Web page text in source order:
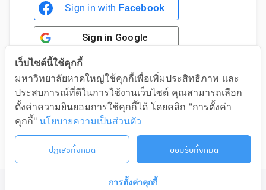
Sign in with Facebook
Sign in Google
Sign in with Google
©2026 LIFELONG.HU.AC.TH. ALL RIGHTS RESERVED.
เว็บไซต์นี้ใช้คุกกี้
มหาวิทยาลัยหาดใหญ่ใช้คุกกี้เพื่อเพิ่มประสิทธิภาพ และ
ประสบการณ์ที่ดีในการใช้งานเว็บไซต์ คุณสามารถเลือก
ตั้งค่าความยินยอมการใช้คุกกี้ได้ โดยคลิก "การตั้งค่า
คุกกี้" นโยบายความเป็นส่วนตัว
ปฏิเสธทั้งหมด ยอมรับทั้งหมด
การตั้งค่าคุกกี้